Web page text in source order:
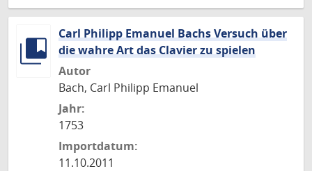
Carl Philipp Emanuel Bachs Versuch über
die wahre Art das Clavier zu spielen
Autor
Bach, Carl Philipp Emanuel
Jahr:
1753
Importdatum:
11.10.2011